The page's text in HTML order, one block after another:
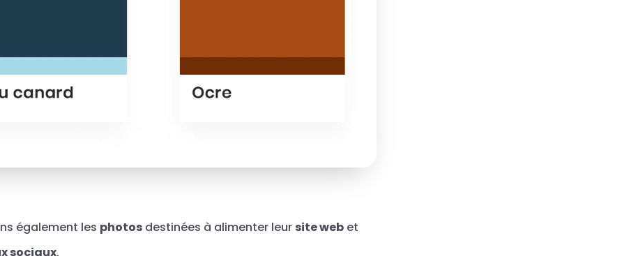
également les photos destinées à alimenter leur site web et
sociaux.